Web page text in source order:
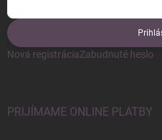
Nová registráciaZabudnuté heslo
PRIJÍMAME ONLINE PLATBY